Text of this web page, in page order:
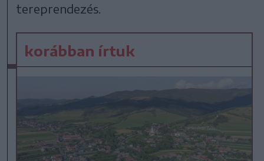
tereprendezés.
korábban írtuk